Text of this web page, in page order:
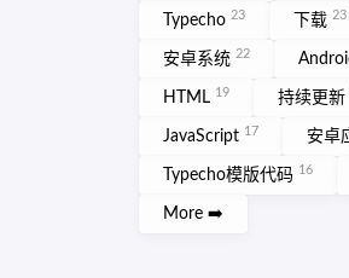
Typecho 23 下载 23
安卓系统 22
HTML 19 持续更新
JavaScript 17 安卓
Typecho模版代码 16
More ➡️